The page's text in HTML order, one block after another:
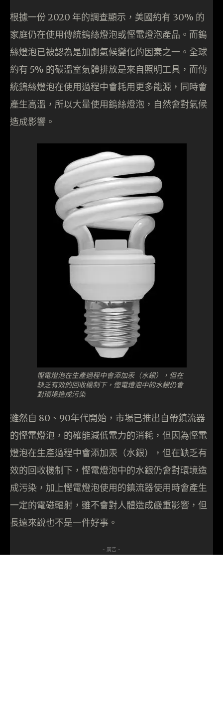
根據一份 2020 年的調查顯示，美國約有 30% 的
家庭仍在使用傳統鎢絲燈泡或慳電燈泡產品。而鎢
絲燈泡已被認為是加劇氣候變化的因素之一。全球
約有 5% 的碳溫室氣體排放是來自照明工具，而傳
統鎢絲燈泡在使用過程中會耗用更多能源，同時會
產生高溫，所以大量使用鎢絲燈泡，自然會對氣候
造成影響。
慳電燈泡在生產過程中會添加汞（水銀），但在
缺乏有效的回收機制下，慳電燈泡中的水銀仍會
對環境造成污染
雖然自 80、90年代開始，市場已推出自帶鎮流器
的慳電燈泡，的確能減低電力的消耗，但因為慳電
燈泡在生產過程中會添加汞（水銀），但在缺乏有
效的回收機制下，慳電燈泡中的水銀仍會對環境造
成污染，加上慳電燈泡使用的鎮流器使用時會產生
一定的電磁輻射，雖不會對人體造成嚴重影響，但
長遠來說也不是一件好事。
- 廣告 -